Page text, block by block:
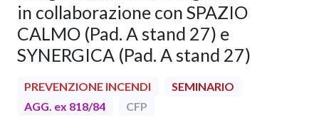
in collaborazione con SPAZIO
CALMO (Pad. A stand 27) e
SYNERGICA (Pad. A stand 27)
PREVENZIONE INCENDI
SEMINARIO
AGG. ex 818/84
CFP